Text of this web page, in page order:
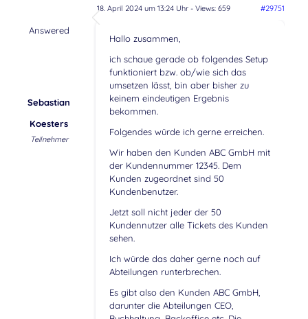
18. April 2024 um 13:24 Uhr- Views: 659 #29751
Answered
Sebastian
Koesters
Teilnehmer
Hallo zusammen,
ich schaue gerade ob folgendes Setup
funktioniert bzw. ob/wie sich das
umsetzen lässt, bin aber bisher zu
keinem eindeutigen Ergebnis
bekommen.
Folgendes würde ich gerne erreichen.
Wir haben den Kunden ABC GmbH mit
der Kundennummer 12345. Dem
Kunden zugeordnet sind 50
Kundenbenutzer.
Jetzt soll nicht jeder der 50
Kundennutzer alle Tickets des Kunden
sehen.
Ich würde das daher gerne noch auf
Abteilungen runterbrechen.
Es gibt also den Kunden ABC GmbH,
darunter die Abteilungen CEO,